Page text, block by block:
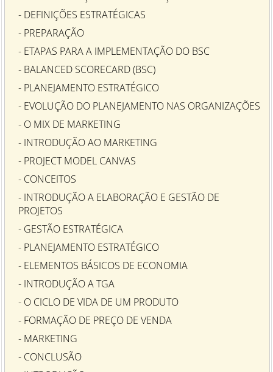
- DEFINIÇÕES ESTRATÉGICAS
- PREPARAÇÃO
- ETAPAS PARA A IMPLEMENTAÇÃO DO BSC
- BALANCED SCORECARD (BSC)
- PLANEJAMENTO ESTRATÉGICO
- EVOLUÇÃO DO PLANEJAMENTO NAS ORGANIZAÇÕES
- O MIX DE MARKETING
- INTRODUÇÃO AO MARKETING
- PROJECT MODEL CANVAS
- CONCEITOS
- INTRODUÇÃO A ELABORAÇÃO E GESTÃO DE
PROJETOS
- GESTÃO ESTRATÉGICA
- PLANEJAMENTO ESTRATÉGICO
- ELEMENTOS BÁSICOS DE ECONOMIA
- INTRODUÇÃO A TGA
- O CICLO DE VIDA DE UM PRODUTO
- FORMAÇÃO DE PREÇO DE VENDA
- MARKETING
- CONCLUSÃO